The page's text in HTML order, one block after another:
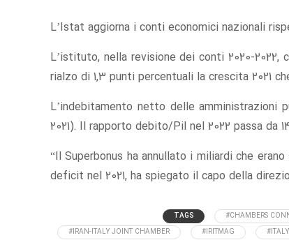
L’Istat aggiorna i conti economici nazionali
L’istituto, nella revisione dei conti 2020-
rialzo di 1,3 punti percentuali la crescita 2021
L’indebitamento netto delle amministrazioni
2021). Il rapporto debito/Pil nel 2022 passa da
“Il Superbonus ha annullato i miliardi che
deficit nel 2021, ha spiegato il capo della
TAGS #CHAMBERS
#IRAN-ITALY JOINT CHAMBER
#IRITMAG #ITALY